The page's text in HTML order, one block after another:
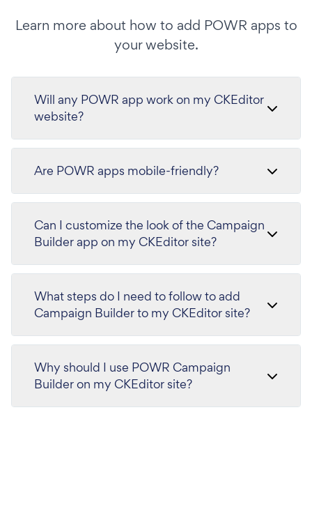
Learn more about how to add POWR apps to
your website.
Will any POWR app work on my CKEditor
website?
Are POWR apps mobile-friendly?
Can I customize the look of the Campaign
Builder app on my CKEditor site?
What steps do I need to follow to add
Campaign Builder to my CKEditor site?
Why should I use POWR Campaign
Builder on my CKEditor site?